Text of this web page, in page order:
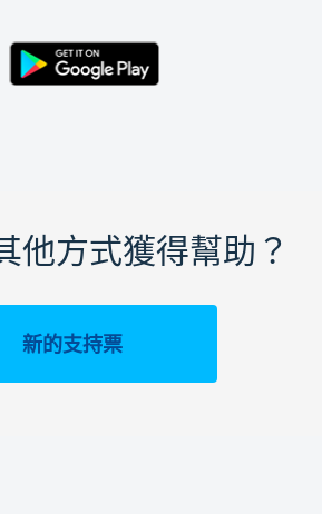
他方式獲得幫助？
新的支持票